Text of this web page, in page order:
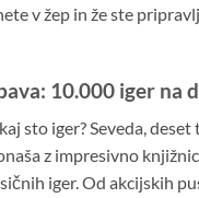
v žep in že ste
10.000 iger na
sto iger? Seveda, deset
z impresivno
iger. Od akcijskih